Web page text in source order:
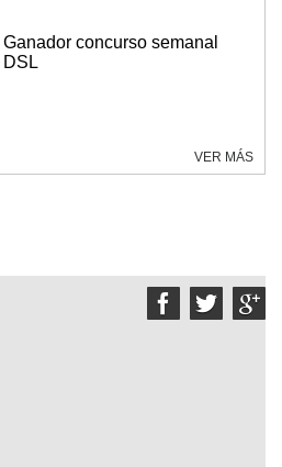
Ganador concurso semanal
DSL
VER MÁS
  